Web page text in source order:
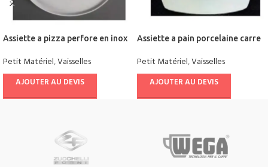
Assiette a pizza perfore en inox
Petit Matériel,Vaisselles
AJOUTER AU DEVIS
Assiette a pain porcelaine carre
Petit Matériel,Vaisselles
AJOUTER AU DEVIS